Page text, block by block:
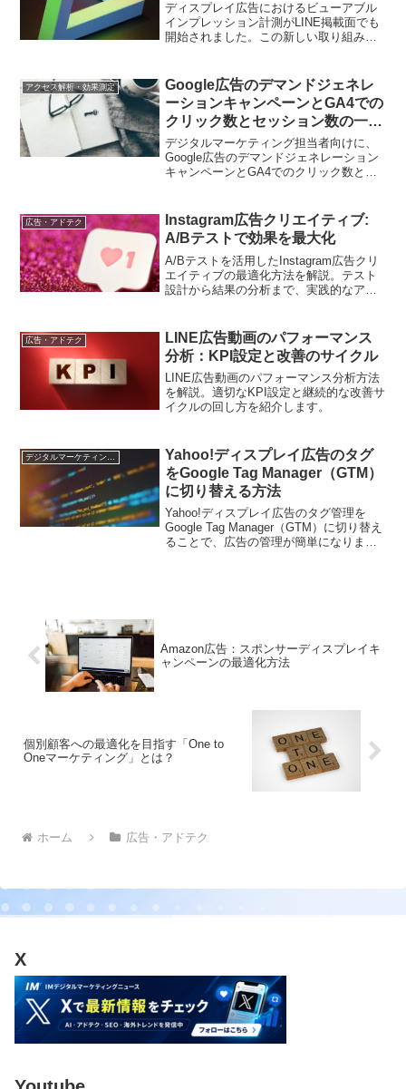
ディスプレイ広告におけるビューアブル
インプレッション計測がLINE掲載面でも
開始されました。この新しい取り組みに
アクセス解析・効果測定
Google広告のデマンドジェネレ
ーションキャンペーンとGA4での
クリック数とセッション数の一致
しない問題の解決方法
デジタルマーケティング担当者向けに、
Google広告のデマンドジェネレーション
キャンペーンとGA4でのクリック数とセ
広告・アドテク
Instagram広告クリエイティブ:
A/Bテストで効果を最大化
A/Bテストを活用したInstagram広告クリ
エイティブの最適化方法を解説。テスト
設計から結果の分析まで、実践的なアプ
広告・アドテク
LINE広告動画のパフォーマンス
分析：KPI設定と改善のサイクル
LINE広告動画のパフォーマンス分析方法
を解説。適切なKPI設定と継続的な改善サ
イクルの回し方を紹介します。
デジタルマーケティング基礎
Yahoo!ディスプレイ広告のタグ
をGoogle Tag Manager（GTM）
に切り替える方法
Yahoo!ディスプレイ広告のタグ管理を
Google Tag Manager（GTM）に切り替え
ることで、広告の管理が簡単になりま
Amazon広告：スポンサーディスプレイキ
ャンペーンの最適化方法
個別顧客への最適化を目指す「One to
Oneマーケティング」とは？
ホーム 広告・アドテク
X